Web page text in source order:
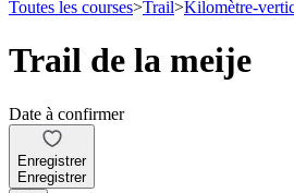
Toutes les courses>Trail>Kilomètre-
Trail de la meije
Date à confirmer
Enregistrer
Enregistrer